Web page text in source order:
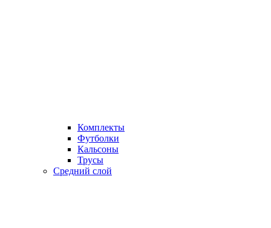
Комплекты
Футболки
Кальсоны
Трусы
Средний слой